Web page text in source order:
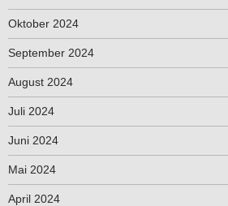
Oktober 2024
September 2024
August 2024
Juli 2024
Juni 2024
Mai 2024
April 2024